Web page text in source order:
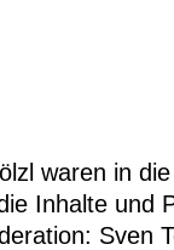
waren in
Inhalte und
Sven